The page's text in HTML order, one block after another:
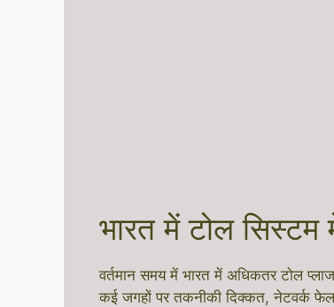
भारत में टोल सिस्टम
वर्तमान समय में भारत में अधिकतर टोल
कई जगहों पर तकनीकी दिक्कत, नेटवर्क फेल